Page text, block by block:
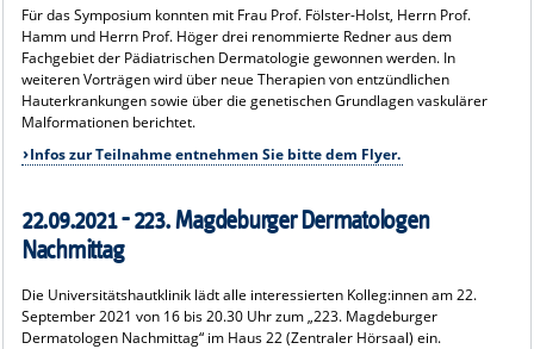
Für das Symposium konnten mit Frau Prof. Fölster-Holst, Herrn Prof.
Hamm und Herrn Prof. Höger drei renommierte Redner aus dem
Fachgebiet der Pädiatrischen Dermatologie gewonnen werden. In
weiteren Vorträgen wird über neue Therapien von entzündlichen
Hauterkrankungen sowie über die genetischen Grundlagen vaskulärer
Malformationen berichtet.
Infos zur Teilnahme entnehmen Sie bitte dem Flyer.
22.09.2021 - 223. Magdeburger Dermatologen
Nachmittag
Die Universitätshautklinik lädt alle interessierten Kolleg:innen am 22.
September 2021 von 16 bis 20.30 Uhr zum „223. Magdeburger
Dermatologen Nachmittag“ im Haus 22 (Zentraler Hörsaal) ein.